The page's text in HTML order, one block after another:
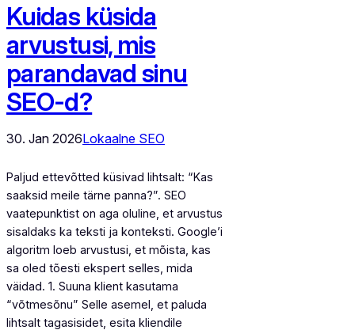
Kuidas küsida
arvustusi, mis
parandavad sinu
SEO-d?
30. Jan 2026Lokaalne SEO
Paljud ettevõtted küsivad lihtsalt: “Kas
saaksid meile tärne panna?”. SEO
vaatepunktist on aga oluline, et arvustus
sisaldaks ka teksti ja konteksti. Google’i
algoritm loeb arvustusi, et mõista, kas
sa oled tõesti ekspert selles, mida
väidad. 1. Suuna klient kasutama
“võtmesõnu” Selle asemel, et paluda
lihtsalt tagasisidet, esita kliendile